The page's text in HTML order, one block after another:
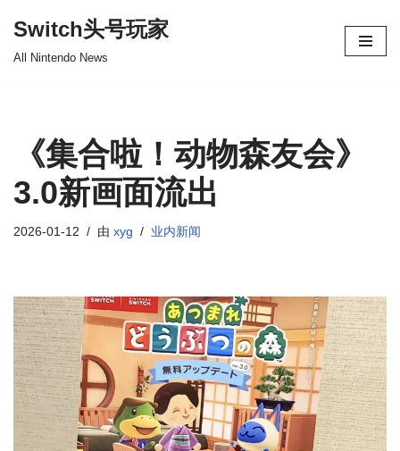
Switch头号玩家
All Nintendo News
《集合啦！动物森友会》
3.0新画面流出
2026-01-12 由 xyg 业内新闻